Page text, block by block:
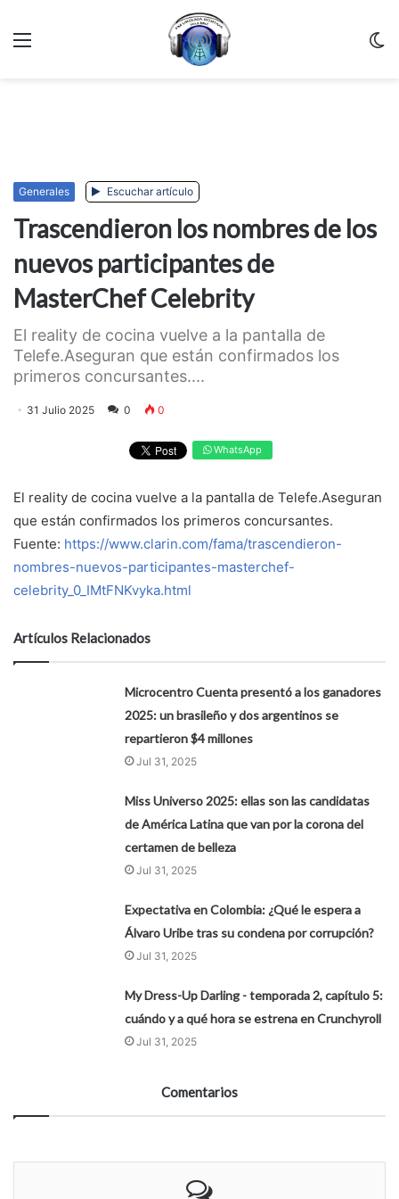
Generales Escuchar artículo
Trascendieron los nombres de los
nuevos participantes de
MasterChef Celebrity
El reality de cocina vuelve a la pantalla de
Telefe.Aseguran que están confirmados los
primeros concursantes....
31 Julio 2025 0 0
WhatsApp
El reality de cocina vuelve a la pantalla de Telefe.Aseguran
que están confirmados los primeros concursantes.
Fuente: https://www.clarin.com/fama/trascendieron-
nombres-nuevos-participantes-masterchef-
celebrity_0_IMtFNKvyka.html
Artículos Relacionados
Microcentro Cuenta presentó a los ganadores
2025: un brasileño y dos argentinos se
repartieron $4 millones
Jul 31, 2025
Miss Universo 2025: ellas son las candidatas
de América Latina que van por la corona del
certamen de belleza
Jul 31, 2025
Expectativa en Colombia: ¿Qué le espera a
Álvaro Uribe tras su condena por corrupción?
Jul 31, 2025
My Dress-Up Darling - temporada 2, capítulo 5:
cuándo y a qué hora se estrena en Crunchyroll
Jul 31, 2025
Comentarios